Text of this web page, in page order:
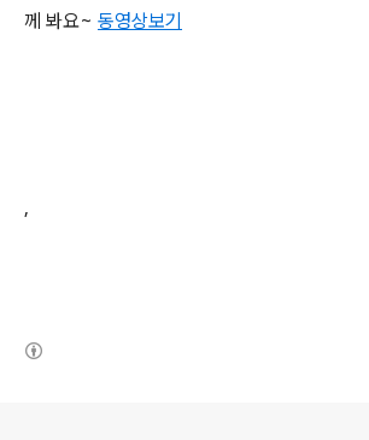
께 봐요~ 동영상보기